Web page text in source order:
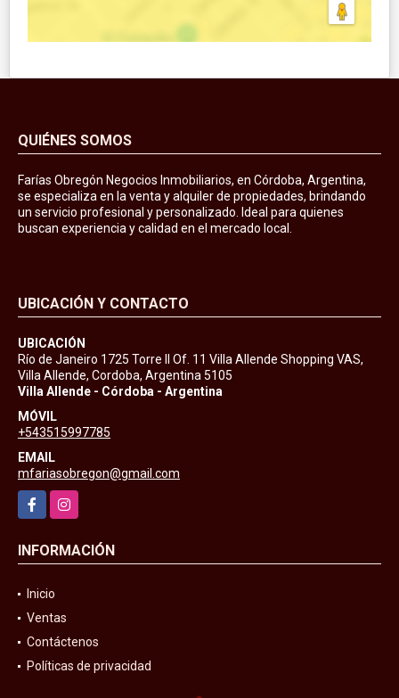
QUIÉNES SOMOS
Farías Obregón Negocios Inmobiliarios, en Córdoba, Argentina,
se especializa en la venta y alquiler de propiedades, brindando
un servicio profesional y personalizado. Ideal para quienes
buscan experiencia y calidad en el mercado local.
UBICACIÓN Y CONTACTO
UBICACIÓN
Río de Janeiro 1725 Torre II Of. 11 Villa Allende Shopping VAS,
Villa Allende, Cordoba, Argentina 5105
Villa Allende - Córdoba - Argentina
MÓVIL
+543515997785
EMAIL
mfariasobregon@gmail.com
FacebookInstagram
INFORMACIÓN
Inicio
Ventas
Contáctenos
Políticas de privacidad